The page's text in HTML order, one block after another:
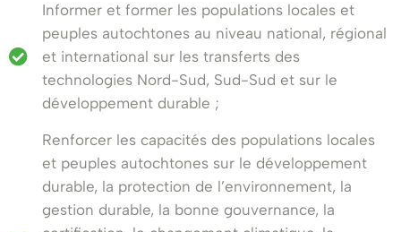
Informer et former les populations locales et
peuples autochtones au niveau national, régional
et international sur les transferts des
technologies Nord-Sud, Sud-Sud et sur le
développement durable ;
Renforcer les capacités des populations locales
et peuples autochtones sur le développement
durable, la protection de l’environnement, la
gestion durable, la bonne gouvernance, la